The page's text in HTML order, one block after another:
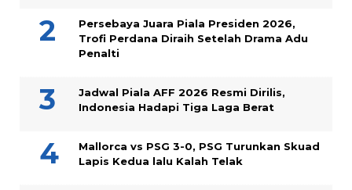
Persebaya Juara Piala Presiden 2026,
Trofi Perdana Diraih Setelah Drama Adu
Penalti
Jadwal Piala AFF 2026 Resmi Dirilis,
Indonesia Hadapi Tiga Laga Berat
Mallorca vs PSG 3-0, PSG Turunkan Skuad
Lapis Kedua lalu Kalah Telak